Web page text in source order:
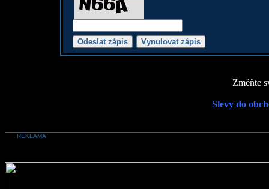
Změňte
Slevy do
REKLAMA